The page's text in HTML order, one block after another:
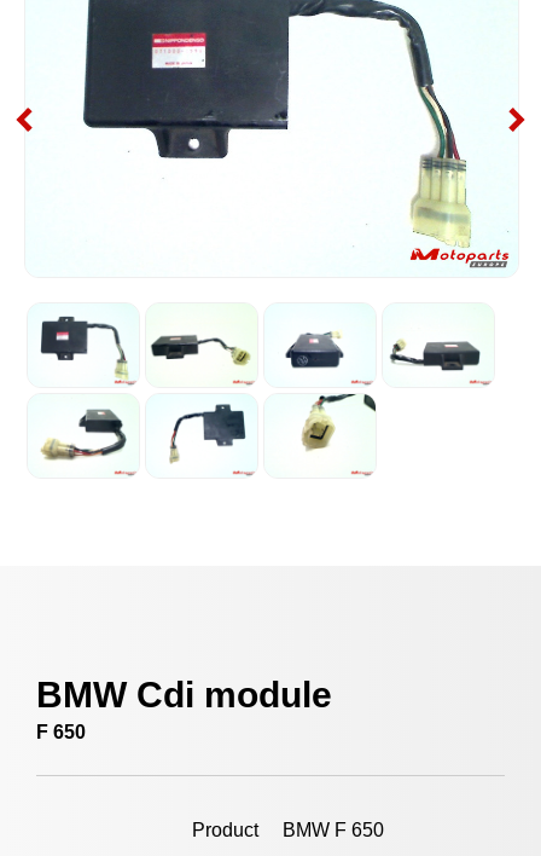
BMW Cdi module
F 650
Product BMW F 650